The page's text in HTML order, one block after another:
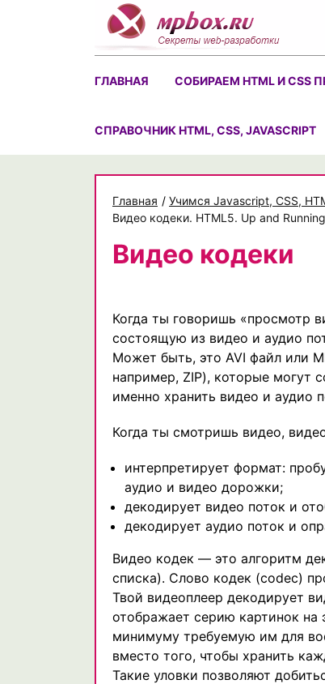
ГЛАВНАЯ СОБИРАЕМ HTML И CSS
CПРАВОЧНИК HTML, CSS, JAVASCRIPT
Главная / Учимся Javascript, CSS,
Видео кодеки. HTML5. Up and
Видео кодеки
Когда ты говоришь «просмотр
состоящую из видео и аудио
Может быть, это AVI файл или
например, ZIP), которые могут
именно хранить видео и аудио
Когда ты смотришь видео,
интерпретирует формат:
аудио и видео дорожки;
декодирует видео поток и
декодирует аудио поток и
Видео кодек — это алгоритм
списка). Слово кодек (codec)
Твой видеоплеер декодирует
отображает серию картинок на
минимуму требуемую им для
вместо того, чтобы хранить
Такие уловки позволяют